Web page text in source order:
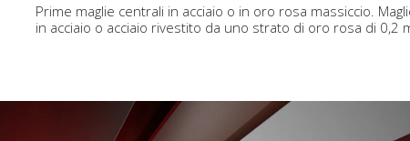
Prime maglie centrali in acciaio o in oro rosa massiccio.
in acciaio o acciaio rivestito da uno strato di oro rosa di 0,2